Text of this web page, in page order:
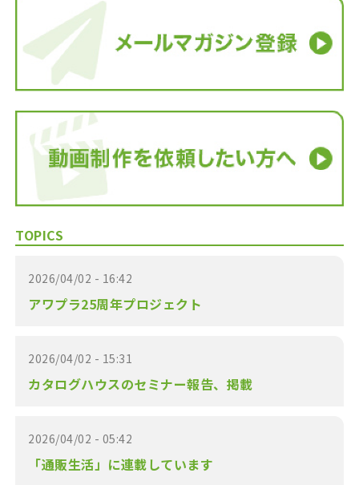
TOPICS
2026/04/02 - 16:42
アワプラ25周年プロジェクト
2026/04/02 - 15:31
カタログハウスのセミナー報告、掲載
2026/04/02 - 05:42
「通販生活」に連載しています